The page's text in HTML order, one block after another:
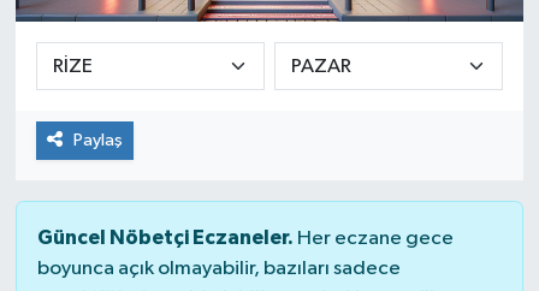
Paylaş
Güncel Nöbetçi Eczaneler. Her eczane gece
boyunca açık olmayabilir, bazıları sadece
SPOR
İLÇELERİMİZ
RESMİ İLAN